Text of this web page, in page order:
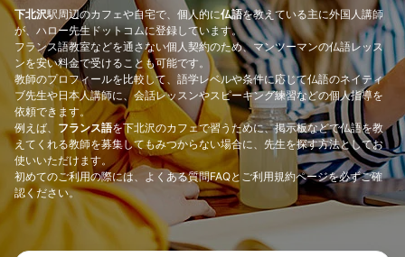
下北沢駅周辺のカフェや自宅で、個人的に仏語を教えている主に外国人講師
が、ハロー先生ドットコムに登録しています。
フランス語教室などを通さない個人契約のため、マンツーマンの仏語レッス
ンを安い料金で受けることも可能です。
教師のプロフィールを比較して、語学レベルや条件に応じて仏語のネイティ
ブ先生や日本人講師に、会話レッスンやスピーキング練習などの個人指導を
依頼できます。
例えば、 フランス語を下北沢のカフェで習うために、掲示板などで仏語を教
えてくれる教師を募集してもみつからない場合に、先生を探す方法としてお
使いいただけます。
初めてのご利用の際には、 よくある質問FAQと ご利用規約ページを必ずご確
認ください。